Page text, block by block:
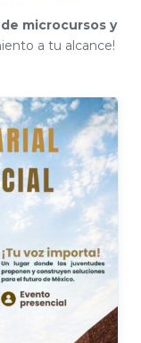
microcursos y
a tu alcance!